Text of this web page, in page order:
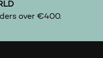
over €400.